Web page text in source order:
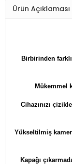
Ürün Açıklaması
Birbirinden
Mükemmel
Cihazınızı
Yükseltilmiş
Kapağı